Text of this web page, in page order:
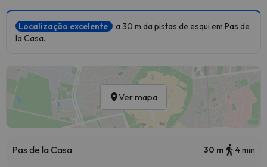
Localização excelente
a 30 m da pistas de esqui em Pas de
la Casa.
Ver mapa
Pas de la Casa 30 m 4 min